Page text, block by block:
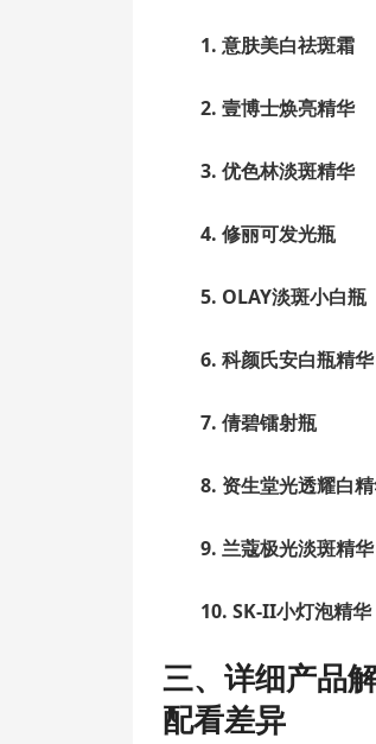
1. 意肤美白祛斑霜
2. 壹博士焕亮精华
3. 优色林淡斑精华
4. 修丽可发光瓶
5. OLAY淡斑小白瓶
6. 科颜氏安白瓶精华
7. 倩碧镭射瓶
8. 资生堂光透耀白
9. 兰蔻极光淡斑精华
10. SK-II小灯泡精华
三、详细产品
配看差异